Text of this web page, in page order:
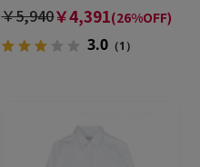
ィースシャツ
￥5,940￥4,391(26%OFF)
3.0 （1）